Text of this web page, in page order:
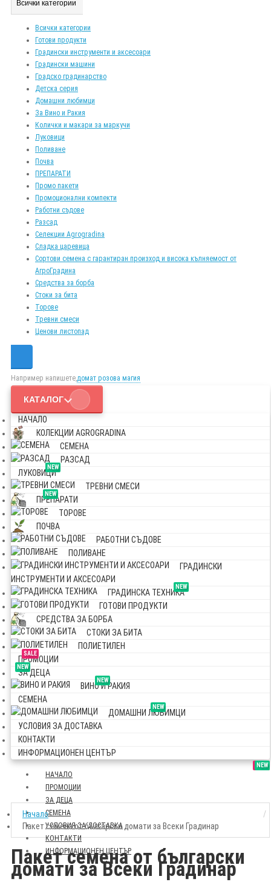
Всички категории
Всички категории
Готови продукти
Градински инструменти и аксесоари
Градински машини
Градско градинарство
Детска серия
Домашни любимци
За Вино и Ракия
Колички и макари за маркучи
Луковици
Поливане
Почва
ПРЕПАРАТИ
Промо пакети
Промоционални компекти
Работни съдове
Разсад
Селекции Agrogradina
Сладка царевица
Сортови семена с гарантиран произход и висока кълняемост от
АгроГрадина
Средства за борба
Стоки за бита
Торове
Тревни смеси
Ценови листопад
Например напишете,домат розова магия
КАТАЛОГ
НАЧАЛО
КОЛЕКЦИИ AGROGRADINA
СЕМЕНА
РАЗСАД
NEW
ЛУКОВИЦИ
ТРЕВНИ СМЕСИ
NEW
ПРЕПАРАТИ
ТОРОВЕ
ПОЧВА
РАБОТНИ СЪДОВЕ
ПОЛИВАНЕ
ГРАДИНСКИ
ИНСТРУМЕНТИ И АКСЕСОАРИ
NEW
ГРАДИНСКА ТЕХНИКА
ГОТОВИ ПРОДУКТИ
СРЕДСТВА ЗА БОРБА
СТОКИ ЗА БИТА
ПОЛИЕТИЛЕН
SALE
ПРОМОЦИИ
NEW
ЗА ДЕЦА
NEW
ВИНО И РАКИЯ
СЕМЕНА
NEW
ДОМАШНИ ЛЮБИМЦИ
УСЛОВИЯ ЗА ДОСТАВКА
КОНТАКТИ
ИНФОРМАЦИОНЕН ЦЕНТЪР
НАЧАЛО
SALE
ПРОМОЦИИ
NEW
ЗА ДЕЦА
СЕМЕНА
УСЛОВИЯ ЗА ДОСТАВКА
КОНТАКТИ
ИНФОРМАЦИОНЕН ЦЕНТЪР
Начало
Пакет семена от български домати за Всеки Градинар
Пакет семена от български
домати за Всеки Градинар